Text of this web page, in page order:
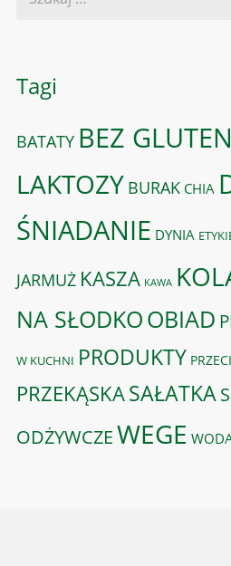
Tagi
BATATY BEZ
LAKTOZY BURAK CHIA
ŚNIADANIE DYNIA
JARMUŻ KASZA KAWA
NA SŁODKOOBIAD
W KUCHNI PRODUKTY
PRZEKĄSKASAŁATKA
ODŻYWCZEWEGE